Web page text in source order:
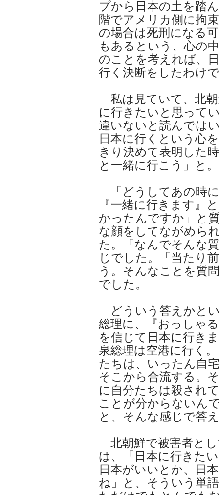
プから日本の土を踏
階でアメリカ側に拘
の場合は死刑になる
もあるという、心の
のことを考えれば、
行く決断をしたわけ
私は見ていて、北
に行きたいと思って
違いないと読んでは
日本に行くという心
きり決めて表明した
と一緒に行こう」と。
「どうしてあの時
『一緒に行きます』
かったんですか」と
な顔をしてながめら
た。「なんでそんな
じでした。「当たり
う。そんなことを質
でした。
どういう答えかと
総理に、『おっしゃ
を信じて日本に行き
泉総理は空港に行く
たちは、いったん自
そこから合流する。
に自分たちは殺され
ことが分からないん
と、そんな感じで答
北朝鮮で被害者と
は、「日本に行きた
日本がいいとか、日
ね」と、そういう単